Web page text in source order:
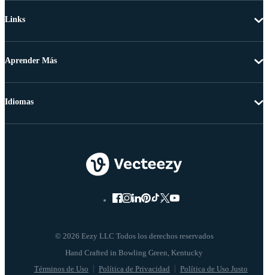
Links
Aprender Más
© 2026 Eezy LLC Todos los derechos reservados
Términos de Uso Política de Privacidad Política de Uso Justo
Idiomas